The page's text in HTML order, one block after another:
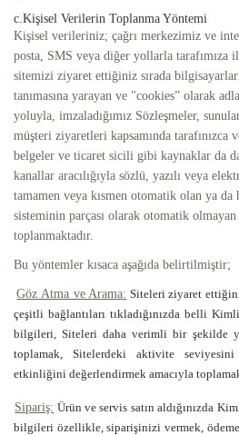
c.Kişisel Verilerin Toplanma Yöntemi
Kişisel verileriniz; çağrı merkezimiz ve
posta, SMS veya diğer yollarla
sitemizi ziyaret ettiğiniz sırada
tanımasına yarayan ve "cookies” olarak
yoluyla, imzaladığımız Sözleşmeler,
müşteri ziyaretleri kapsamında
belgeler ve ticaret sicili gibi kaynaklar da
kanallar aracılığıyla sözlü, yazılı veya
tamamen veya kısmen otomatik olan ya
sisteminin parçası olarak otomatik
toplanmaktadır.
Bu yöntemler kısaca aşağıda belirtilmiştir;
Göz Atma ve Arama: Siteleri ziyaret
çeşitli bağlantıları tıkladığınızda belli
bilgileri, Siteleri daha verimli bir şekilde
toplamak, Sitelerdeki aktivite seviyesini
etkinliğini değerlendirmek amacıyla
Sipariş: Ürün ve servis satın aldığınızda
bilgileri özellikle, siparişinizi vermek,